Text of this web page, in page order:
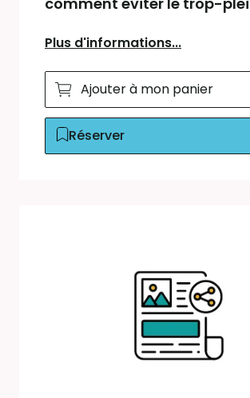
Plus d'informations...
Ajouter à mon panier
Réserver